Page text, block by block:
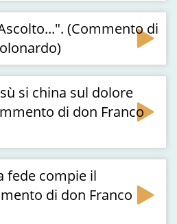
(Commento di
si china sul dolore
di don Franco
fede compie il
di don Franco